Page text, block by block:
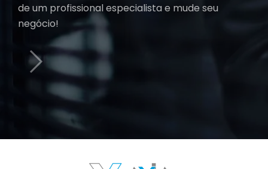
de um profissional especialista e mude seu
negócio!